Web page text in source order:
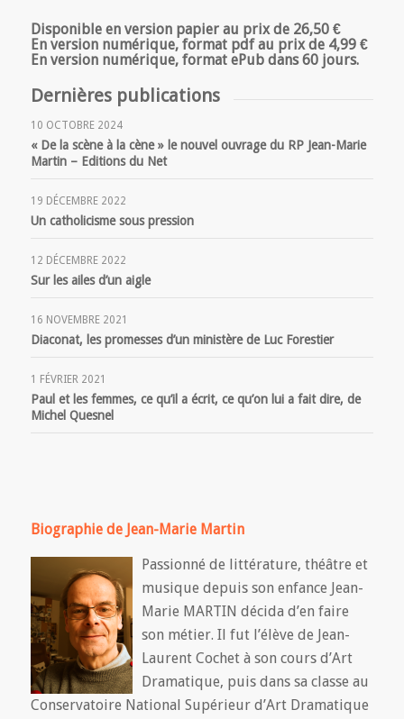
Disponible en version papier au prix de 26,50 €
En version numérique, format pdf au prix de 4,99 €
En version numérique, format ePub dans 60 jours.
Dernières publications
10 OCTOBRE 2024
« De la scène à la cène » le nouvel ouvrage du RP Jean-Marie
Martin – Editions du Net
19 DÉCEMBRE 2022
Un catholicisme sous pression
12 DÉCEMBRE 2022
Sur les ailes d’un aigle
16 NOVEMBRE 2021
Diaconat, les promesses d’un ministère de Luc Forestier
1 FÉVRIER 2021
Paul et les femmes, ce qu’il a écrit, ce qu’on lui a fait dire, de
Michel Quesnel
Biographie de Jean-Marie Martin
Passionné de littérature, théâtre et
musique depuis son enfance Jean-
Marie MARTIN décida d’en faire
son métier. Il fut l’élève de Jean-
Laurent Cochet à son cours d’Art
Dramatique, puis dans sa classe au
Conservatoire National Supérieur d’Art Dramatique